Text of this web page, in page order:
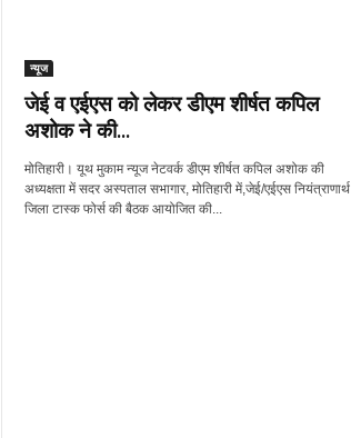
न्यूज
जेई व एईएस को लेकर डीएम शीर्षत कपिल
अशोक ने की...
मोतिहारी। यूथ मुकाम न्यूज नेटवर्क डीएम शीर्षत कपिल अशोक की
अध्यक्षता में सदर अस्पताल सभागार, मोतिहारी में,जेई/एईएस नियंत्राणार्थ
जिला टास्क फोर्स की बैठक आयोजित की...